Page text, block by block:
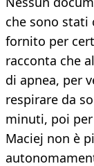
che sono stati
fornito per
racconta che
di apnea, per
respirare da
minuti, poi
Maciej non è